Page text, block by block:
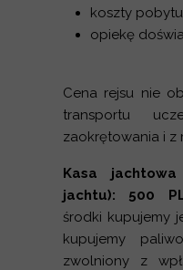
koszty
opiekę
Cena rejsu nie
transportu
zaokrętowania i z
Kasa
jachtu): 500
środki kupujemy
kupujemy
zwolniony z